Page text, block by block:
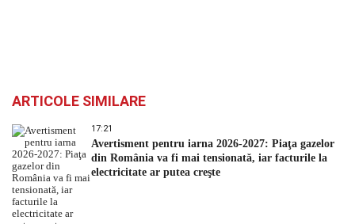
ARTICOLE SIMILARE
17:21
Avertisment pentru iarna 2026-2027: Piaţa gazelor
din România va fi mai tensionată, iar facturile la
electricitate ar putea creşte